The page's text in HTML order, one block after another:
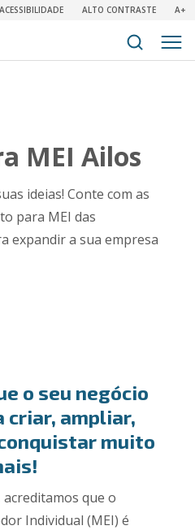
ACESSIBILIDADE ALTO CONTRASTE A+
MEI Ailos
ideias! Conte com as
para MEI das
expandir a sua empresa
o seu negócio
criar, ampliar,
muito
que o
Individual (MEI) é